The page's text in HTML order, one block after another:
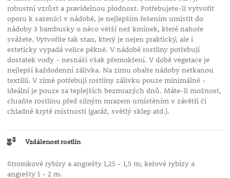
robustní vzrůst a pravidelnou plodnost. Potřebujete-li vytvořit
oporu k sazenici v nádobě, je nejlepším řešením umístit do
nádoby 3 bambusky o něco větší než kmínek, které nahoře
svážete. Vytvoříte tak stan, který je nejen praktický, ale i
esteticky vypadá velice pěkně. V nádobě rostliny potřebují
dostatek vody - nesnáší však přemokření. V době vegetace je
nejlepší každodenní zálivka. Na zimu obalte nádoby netkanou
textilií. V zimě potřebují rostliny zálivku pouze minimálně -
ideální je pouze za teplejších bezmrazých dnů. Máte-li možnost,
chraňte rostlinu před silným mrazem umístěním v závětří či
chladné kryté místnosti (garáž, světlý sklep atd.).
Vzdálenost rostlin
Stromkové rybízy a angrešty 1,25 - 1,5 m; keřové rybízy a
angrešty 1 - 2 m.